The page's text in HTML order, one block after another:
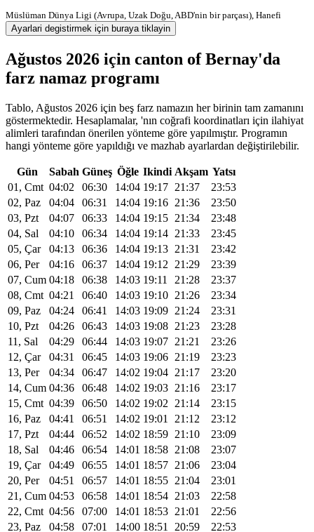
Müslüman Dünya Ligi (Avrupa, Uzak Doğu, ABD'nin bir parçası), Hanefi
Ayarlari degistirmek için buraya tiklayin
Ağustos 2026 için canton of Bernay'da
farz namaz programı
Tablo, Ağustos 2026 için beş farz namazın her birinin tam zamanını
göstermektedir. Hesaplamalar, 'nın coğrafi koordinatları için ilahiyat
alimleri tarafından önerilen yönteme göre yapılmıştır. Programın
hangi yönteme göre yapıldığı ve mazhab ayarlardan değiştirilebilir.
Gün Sabah Güneş Öğle Ikindi Akşam Yatsı
01, Cmt 04:02 06:30 14:04 19:17 21:37
23:53
02, Paz
04:04 06:31 14:04 19:16 21:36
23:50
03, Pzt
04:07 06:33 14:04 19:15 21:34
23:48
04, Sal
04:10 06:34 14:04 19:14 21:33
23:45
05, Çar
04:13 06:36 14:04 19:13 21:31
23:42
06, Per
04:16 06:37 14:04 19:12 21:29
23:39
07, Cum 04:18 06:38 14:03 19:11 21:28
23:37
08, Cmt 04:21 06:40 14:03 19:10 21:26
23:34
09, Paz
04:24 06:41 14:03 19:09 21:24
23:31
10, Pzt
04:26 06:43 14:03 19:08 21:23
23:28
11, Sal
04:29 06:44 14:03 19:07 21:21
23:26
12, Çar
04:31 06:45 14:03 19:06 21:19
23:23
13, Per
04:34 06:47 14:02 19:04 21:17
23:20
14, Cum 04:36 06:48 14:02 19:03 21:16
23:17
15, Cmt 04:39 06:50 14:02 19:02 21:14
23:15
16, Paz
04:41 06:51 14:02 19:01 21:12
23:12
17, Pzt
04:44 06:52 14:02 18:59 21:10
23:09
18, Sal
04:46 06:54 14:01 18:58 21:08
23:07
19, Çar
04:49 06:55 14:01 18:57 21:06
23:04
20, Per
04:51 06:57 14:01 18:55 21:04
23:01
21, Cum 04:53 06:58 14:01 18:54 21:03
22:58
22, Cmt 04:56 07:00 14:01 18:53 21:01
22:56
23, Paz
04:58 07:01 14:00 18:51 20:59
22:53